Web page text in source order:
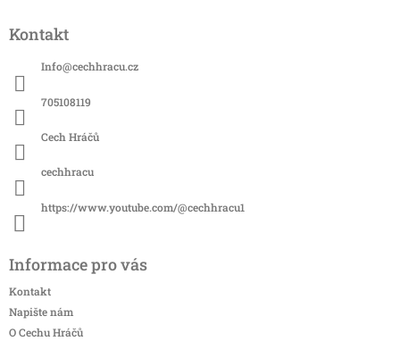
pKontakt
Info@cechhracu.cz
705108119
Cech Hráčů
cechhracu
https://www.youtube.com/@cechhracu1
Informace pro vás
Kontakt
Napište nám
O Cechu Hráčů